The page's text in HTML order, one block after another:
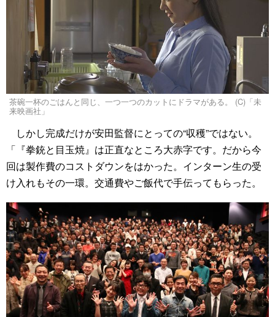
茶碗一杯のごはんと同じ、一つ一つのカットにドラマがある。 (C)「未
来映画社」
しかし完成だけが安田監督にとっての“収穫”ではない。
「『拳銃と目玉焼』は正直なところ大赤字です。だから今
回は製作費のコストダウンをはかった。インターン生の受
け入れもその一環。交通費やご飯代で手伝ってもらった。